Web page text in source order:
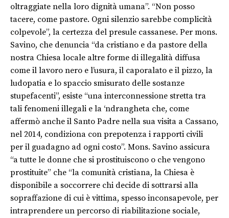
oltraggiate nella loro dignità umana”. “Non posso
tacere, come pastore. Ogni silenzio sarebbe complicità
colpevole”, la certezza del presule cassanese. Per mons.
Savino, che denuncia “da cristiano e da pastore della
nostra Chiesa locale altre forme di illegalità diffusa
come il lavoro nero e l’usura, il caporalato e il pizzo, la
ludopatia e lo spaccio smisurato delle sostanze
stupefacenti”, esiste “una interconnessione stretta tra
tali fenomeni illegali e la ‘ndrangheta che, come
affermò anche il Santo Padre nella sua visita a Cassano,
nel 2014, condiziona con prepotenza i rapporti civili
per il guadagno ad ogni costo”. Mons. Savino assicura
“a tutte le donne che si prostituiscono o che vengono
prostituite” che “la comunità cristiana, la Chiesa è
disponibile a soccorrere chi decide di sottrarsi alla
sopraffazione di cui è vittima, spesso inconsapevole, per
intraprendere un percorso di riabilitazione sociale,